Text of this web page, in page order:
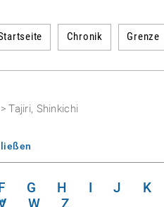
Chronik Grenze
> Tajiri, Shinkichi
G H I J K